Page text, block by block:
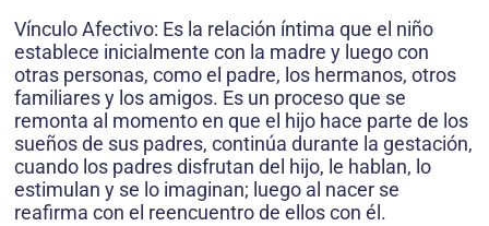
Vínculo Afectivo: Es la relación íntima que el niño
establece inicialmente con la madre y luego con
otras personas, como el padre, los hermanos, otros
familiares y los amigos. Es un proceso que se
remonta al momento en que el hijo hace parte de los
sueños de sus padres, continúa durante la gestación,
cuando los padres disfrutan del hijo, le hablan, lo
estimulan y se lo imaginan; luego al nacer se
reafirma con el reencuentro de ellos con él.